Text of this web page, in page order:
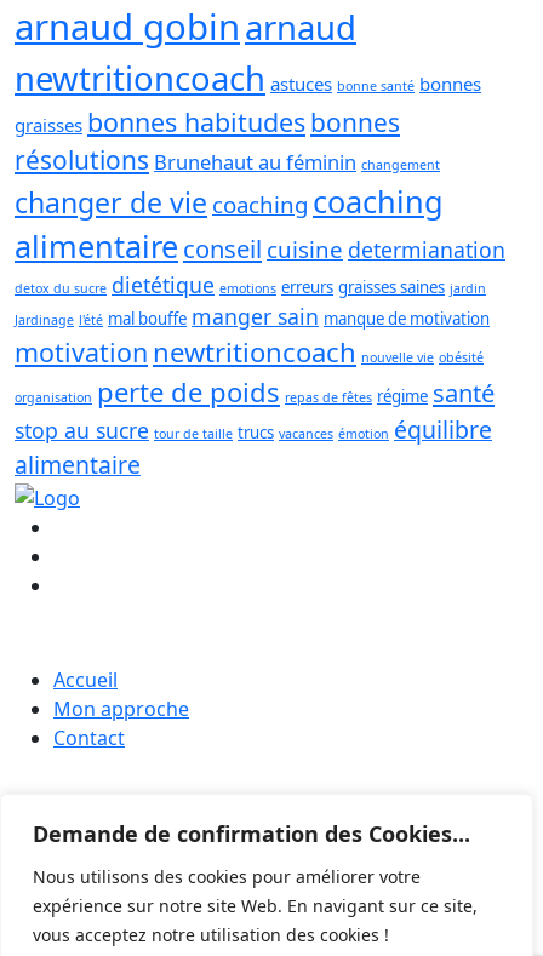
Demande de confirmation des Cookies...
Nous utilisons des cookies pour améliorer votre
expérience sur notre site Web. En navigant sur ce site,
vous acceptez notre utilisation des cookies !
arnaud gobinarnaud
newtritioncoach astuces bonne santé bonnes
graisses bonnes habitudesbonnes
résolutions Brunehaut au féminin changement
changer de vie coaching coaching
alimentaire conseil cuisine determianation
detox du sucre dietétique emotions erreurs graisses saines jardin
Jardinage l'été mal bouffe manger sain manque de motivation
motivation newtritioncoach nouvelle vie obésité
organisation perte de poids repas de fêtes régime santé
stop au sucre tour de taille trucs vacances émotion équilibre
alimentaire
Accueil
Mon approche
Contact
La boutique
LIENS UTILES
Conditions générales de vente